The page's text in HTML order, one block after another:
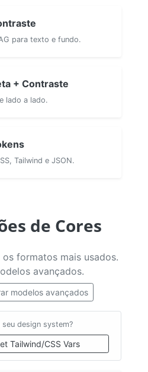
para texto e fundo.
+ Contraste
lado a lado.
Tailwind e JSON.
de Cores
formatos mais usados.
avançados.
modelos avançados
design system?
Tailwind/CSS Vars